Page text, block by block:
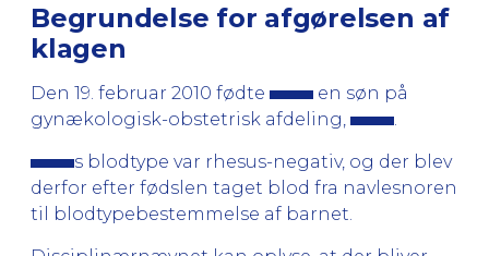
Begrundelse for afgørelsen af
klagen
Den 19. februar 2010 fødte
en søn på
gynækologisk-obstetrisk afdeling,
s blodtype var rhesus-negativ, og der blev
derfor efter fødslen taget blod fra navlesnoren
til blodtypebestemmelse af barnet.